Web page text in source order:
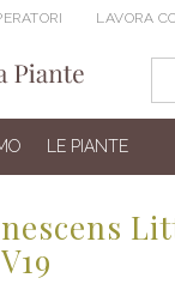
LAVORA
LE PIANTE